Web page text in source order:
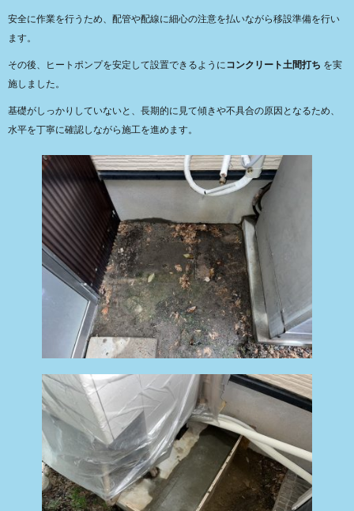
安全に作業を行うため、配管や配線に細心の注意を払いながら移設準備を行い
ます。
その後、ヒートポンプを安定して設置できるようにコンクリート土間打ち を実
施しました。
基礎がしっかりしていないと、長期的に見て傾きや不具合の原因となるため、
水平を丁寧に確認しながら施工を進めます。